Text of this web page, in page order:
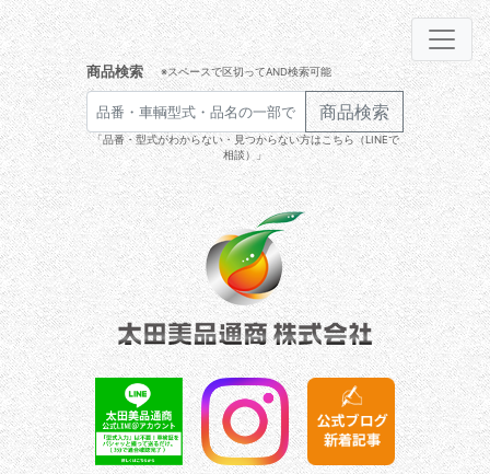
商品検索 ※スペースで区切ってAND検索可能
商品検索
「品番・型式がわからない・見つからない方はこちら（LINEで
相談）」